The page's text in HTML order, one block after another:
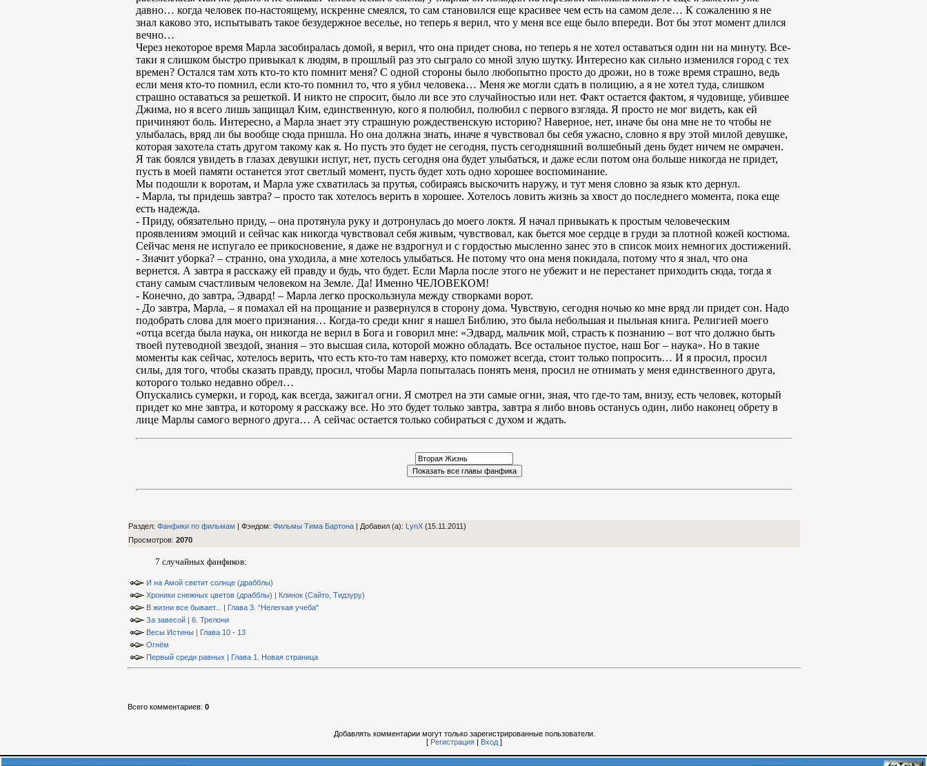
давно… когда человек по-настоящему, искренне смеялся, то сам становился еще красивее чем есть на самом деле… К сожалению я не
знал каково это, испытывать такое безудержное веселье, но теперь я верил, что у меня все еще было впереди. Вот бы этот момент длился
вечно…
Через некоторое время Марла засобиралась домой, я верил, что она придет снова, но теперь я не хотел оставаться один ни на минуту. Все-
таки я слишком быстро привыкал к людям, в прошлый раз это сыграло со мной злую шутку. Интересно как сильно изменился город с тех
времен? Остался там хоть кто-то кто помнит меня? С одной стороны было любопытно просто до дрожи, но в тоже время страшно, ведь
если меня кто-то помнил, если кто-то помнил то, что я убил человека… Меня же могли сдать в полицию, а я не хотел туда, слишком
страшно оставаться за решеткой. И никто не спросит, было ли все это случайностью или нет. Факт остается фактом, я чудовище, убившее
Джима, но я всего лишь защищал Ким, единственную, кого я полюбил, полюбил с первого взгляда. Я просто не мог видеть, как ей
причиняют боль. Интересно, а Марла знает эту страшную рождественскую историю? Наверное, нет, иначе бы она мне не то чтобы не
улыбалась, вряд ли бы вообще сюда пришла. Но она должна знать, иначе я чувствовал бы себя ужасно, словно я вру этой милой девушке,
которая захотела стать другом такому как я. Но пусть это будет не сегодня, пусть сегодняшний волшебный день будет ничем не омрачен.
Я так боялся увидеть в глазах девушки испуг, нет, пусть сегодня она будет улыбаться, и даже если потом она больше никогда не придет,
пусть в моей памяти останется этот светлый момент, пусть будет хоть одно хорошее воспоминание.
Мы подошли к воротам, и Марла уже схватилась за прутья, собираясь выскочить наружу, и тут меня словно за язык кто дернул.
- Марла, ты придешь завтра? – просто так хотелось верить в хорошее. Хотелось ловить жизнь за хвост до последнего момента, пока еще
есть надежда.
- Приду, обязательно приду, – она протянула руку и дотронулась до моего локтя. Я начал привыкать к простым человеческим
проявлениям эмоций и сейчас как никогда чувствовал себя живым, чувствовал, как бьется мое сердце в груди за плотной кожей костюма.
Сейчас меня не испугало ее прикосновение, я даже не вздрогнул и с гордостью мысленно занес это в список моих немногих достижений.
- Значит уборка? – странно, она уходила, а мне хотелось улыбаться. Не потому что она меня покидала, потому что я знал, что она
вернется. А завтра я расскажу ей правду и будь, что будет. Если Марла после этого не убежит и не перестанет приходить сюда, тогда я
стану самым счастливым человеком на Земле. Да! Именно ЧЕЛОВЕКОМ!
- Конечно, до завтра, Эдвард! – Марла легко проскользнула между створками ворот.
- До завтра, Марла, – я помахал ей на прощание и развернулся в сторону дома. Чувствую, сегодня ночью ко мне вряд ли придет сон. Надо
подобрать слова для моего признания… Когда-то среди книг я нашел Библию, это была небольшая и пыльная книга. Религией моего
«отца всегда была наука, он никогда не верил в Бога и говорил мне: «Эдвард, мальчик мой, страсть к познанию – вот что должно быть
твоей путеводной звездой, знания – это высшая сила, которой можно обладать. Все остальное пустое, наш Бог – наука». Но в такие
моменты как сейчас, хотелось верить, что есть кто-то там наверху, кто поможет всегда, стоит только попросить… И я просил, просил
силы, для того, чтобы сказать правду, просил, чтобы Марла попыталась понять меня, просил не отнимать у меня единственного друга,
которого только недавно обрел…
Опускались сумерки, и город, как всегда, зажигал огни. Я смотрел на эти самые огни, зная, что где-то там, внизу, есть человек, который
придет ко мне завтра, и которому я расскажу все. Но это будет только завтра, завтра я либо вновь останусь один, либо наконец обрету в
лице Марлы самого верного друга… А сейчас остается только собираться с духом и ждать.
Раздел: Фанфики по фильмам | Фэндом: Фильмы Тима Бартона | Добавил (а): LynX (15.11.2011)
Просмотров: 2070
7 случайных фанфиков:
И на Амой светит солнце (драбблы)
Хроники снежных цветов (драбблы) | Клинок (Сайто, Тидзуру)
В жизни все бывает... | Глава 3. “Нелегкая учеба"
За завесой | 6. Трелони
Весы Истины | Глава 10 - 13
Огнём
Первый среди равных | Глава 1. Новая страница
Всего комментариев: 0
Добавлять комментарии могут только зарегистрированные пользователи.
[ Регистрация | Вход ]